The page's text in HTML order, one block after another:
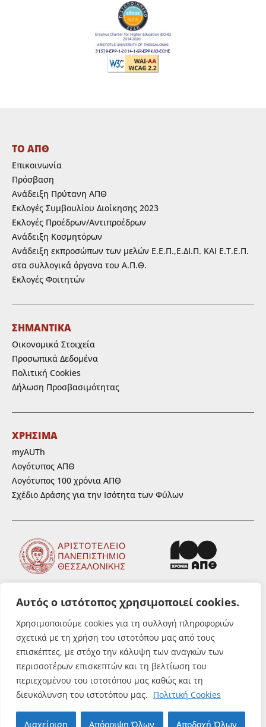
Αυτός ο ιστότοπος χρησιμοποιεί cookies.
Χρησιμοποιούμε cookies για τη συλλογή πληροφοριών
σχετικά με τη χρήση του ιστοτόπου μας από τους
επισκέπτες, με στόχο την κάλυψη των αναγκών των
περισσοτέρων επισκεπτών και τη βελτίωση του
περιεχομένου του ιστοτόπου μας καθώς και τη
διευκόλυνση του ιστοτόπου μας. Πολιτική Cookies
Διαχείριση Απόρριψη Όλων Αποδοχή Όλων
ΤΟ ΑΠΘ
Επικοινωνία
Πρόσβαση
Ανάδειξη Πρύτανη ΑΠΘ
Εκλογές Συμβουλίου Διοίκησης 2023
Εκλογές Προέδρων/Αντιπροέδρων
Ανάδειξη Κοσμητόρων
Ανάδειξη εκπροσώπων των μελών Ε.Ε.Π.,Ε.ΔΙ.Π. ΚΑΙ Ε.Τ.Ε.Π.
στα συλλογικά όργανα του Α.Π.Θ.
Εκλογές Φοιτητών
ΣΗΜΑΝΤΙΚΑ
Οικονομικά Στοιχεία
Προσωπικά Δεδομένα
Πολιτική Cookies
Δήλωση Προσβασιμότητας
ΧΡΗΣΙΜΑ
myAUTh
Λογότυπος ΑΠΘ
Λογότυπος 100 χρόνια ΑΠΘ
Σχέδιο Δράσης για την Ισότητα των Φύλων
© Αριστοτέλειο Πανεπιστήμιο